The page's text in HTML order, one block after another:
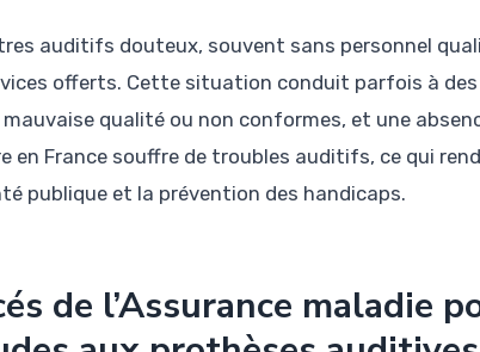
auditifs douteux, souvent sans personnel
offerts. Cette situation conduit parfois à
qualité ou non conformes, et une
en France souffre de troubles auditifs, ce qui
publique et la prévention des handicaps.
de l’Assurance maladie